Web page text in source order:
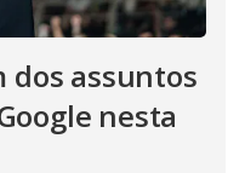
dos assuntos
nesta